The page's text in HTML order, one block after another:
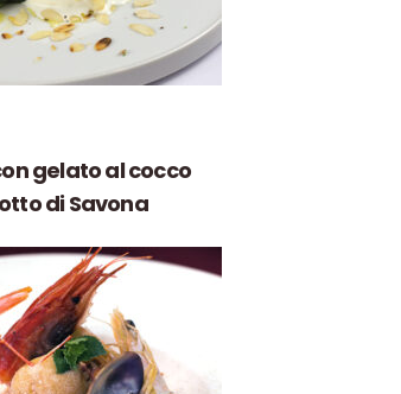
gelato al cocco
di Savona